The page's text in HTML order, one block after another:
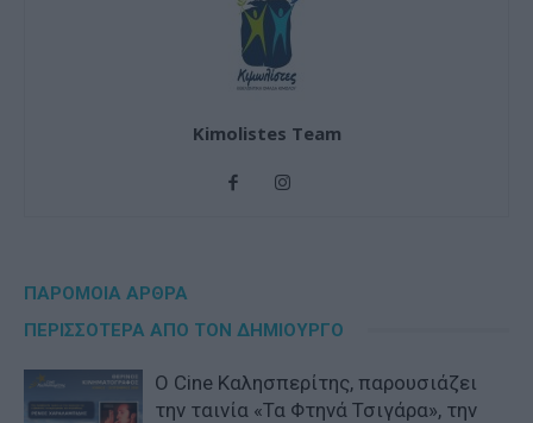
Kimolistes Team
ΠΑΡΟΜΟΙΑ ΑΡΘΡΑ
ΠΕΡΙΣΣΟΤΕΡΑ ΑΠΟ ΤΟΝ ΔΗΜΙΟΥΡΓΟ
Ο Cine Καλησπερίτης, παρουσιάζει
την ταινία «Τα Φτηνά Τσιγάρα», την